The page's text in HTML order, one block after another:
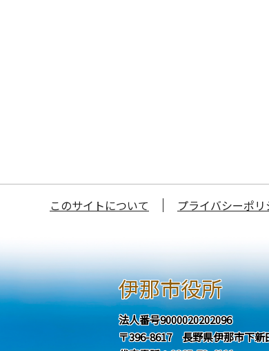
このサイトについて プライバシーポリ
伊那市役所
法人番号9000020202096
〒396-8617 長野県伊那市下新